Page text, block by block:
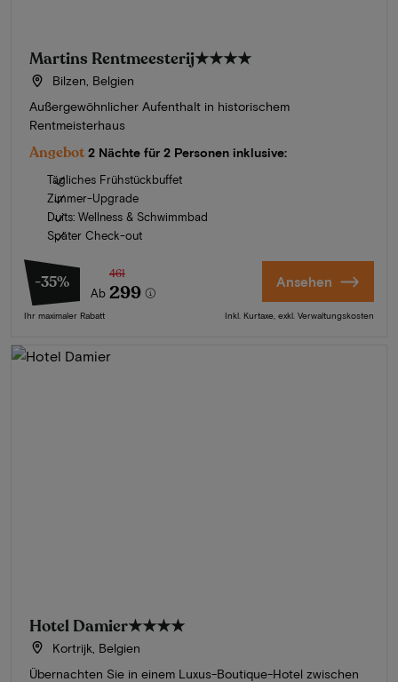
Martins Rentmeesterij★★★★
Bilzen, Belgien
Außergewöhnlicher Aufenthalt in historischem
Rentmeisterhaus
Angebot 2 Nächte für 2 Personen inklusive:
Tägliches Frühstückbuffet
Zimmer-Upgrade
Duits: Wellness & Schwimmbad
Später Check-out
-35%
Ab
461
299
Ihr maximaler Rabatt
Ansehen
Inkl. Kurtaxe, exkl. Verwaltungskosten
Hotel Damier★★★★
Kortrijk, Belgien
Übernachten Sie in einem Luxus-Boutique-Hotel zwischen